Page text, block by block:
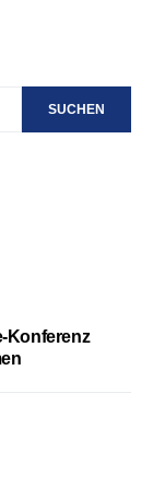
SUCHEN
Konferenz